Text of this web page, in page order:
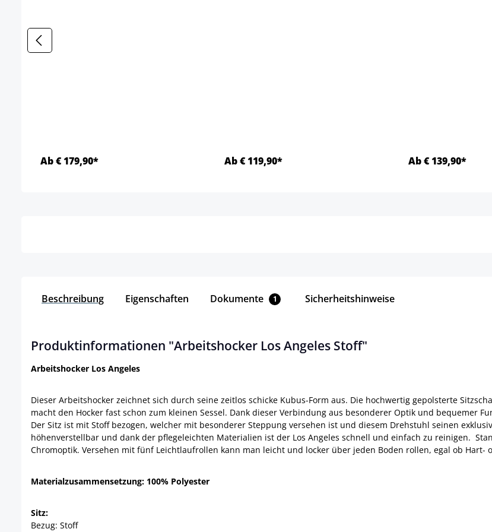
Ab € 179,90* Ab € 119,90* Ab € 139,90*
Beschreibung Eigenschaften Dokumente 1 Sicherheitshinweise
Produktinformationen "Arbeitshocker Los Angeles Stoff"
Arbeitshocker Los Angeles
Dieser Arbeitshocker zeichnet sich durch seine zeitlos schicke Kubus-Form aus. Die hochwertig gepolsterte
macht den Hocker fast schon zum kleinen Sessel. Dank dieser Verbindung aus besonderer Optik und bequemer
Der Sitz ist mit Stoff bezogen, welcher mit besonderer Steppung versehen ist und diesem Drehstuhl seinen
höhenverstellbar und dank der pflegeleichten Materialien ist der Los Angeles schnell und einfach zu reinigen.
Chromoptik. Versehen mit fünf Leichtlaufrollen kann man leicht und locker über jeden Boden rollen, egal ob Hart-
Materialzusammensetzung: 100% Polyester
Sitz:
Bezug: Stoff